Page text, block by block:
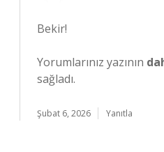
Bekir!
Yorumlarınız yazının
sağladı.
Şubat 6, 2026 Yanıtla